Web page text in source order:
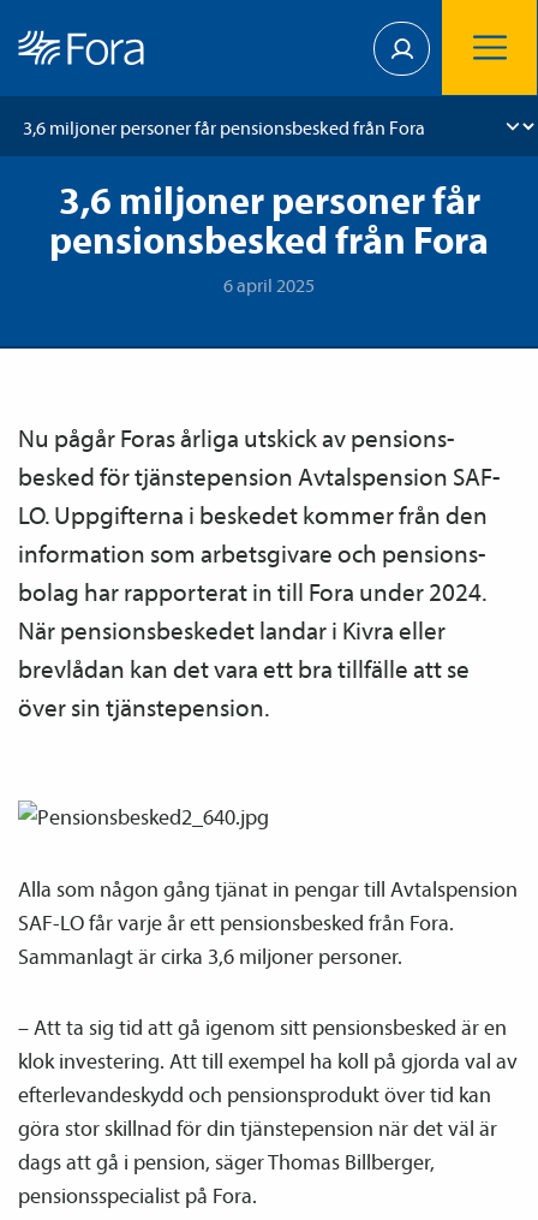
3,6 miljoner personer får
pensionsbesked från Fora
6 april 2025
Nu pågår Foras årliga utskick av pensions­
besked för tjänste­pension Avtals­pension SAF-
LO. Uppgifterna i beskedet kommer från den
information som arbetsgivare och pensions­
bolag har rapporterat in till Fora under 2024.
När pensions­beskedet landar i Kivra eller
brevlådan kan det vara ett bra tillfälle att se
över sin tjänste­pension.
Alla som någon gång tjänat in pengar till Avtals­pension
SAF-LO får varje år ett pensions­besked från Fora.
Sammanlagt är cirka 3,6 miljoner personer.
– Att ta sig tid att gå igenom sitt pensions­besked är en
klok investering. Att till exempel ha koll på gjorda val av
efterlevandeskydd och pensions­produkt över tid kan
göra stor skillnad för din tjänste­pension när det väl är
dags att gå i pension, säger Thomas Billberger,
pensions­specialist på Fora.